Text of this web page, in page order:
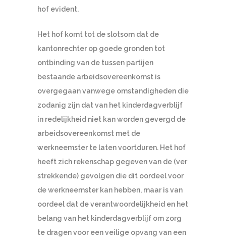
hof evident.
Het hof komt tot de slotsom dat de
kantonrechter op goede gronden tot
ontbinding van de tussen partijen
bestaande arbeidsovereenkomst is
overgegaan vanwege omstandigheden die
zodanig zijn dat van het kinderdagverblijf
in redelijkheid niet kan worden gevergd de
arbeidsovereenkomst met de
werkneemster te laten voortduren. Het hof
heeft zich rekenschap gegeven van de (ver
strekkende) gevolgen die dit oordeel voor
de werkneemster kan hebben, maar is van
oordeel dat de verantwoordelijkheid en het
belang van het kinderdagverblijf om zorg
te dragen voor een veilige opvang van een